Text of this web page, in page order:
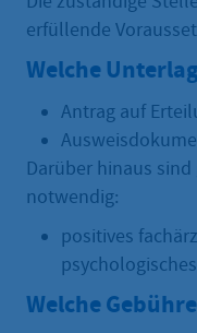
erfüllende
Welche
Antrag auf
Darüber hinaus
notwendig:
positives
Welche